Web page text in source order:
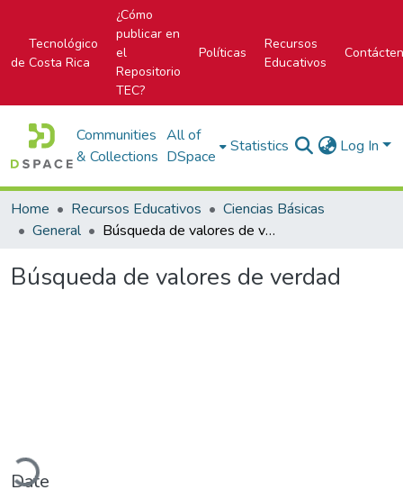
Tecnológico
de Costa Rica
¿Cómo
publicar en
el
Repositorio
TEC?
Políticas
Recursos
Educativos
Communities
& Collections
All of
DSpace
Statistics Log In
Home Recursos Educativos
Ciencias Básicas
General
Búsqueda de valores de verdad
Búsqueda de valores de verdad
Date